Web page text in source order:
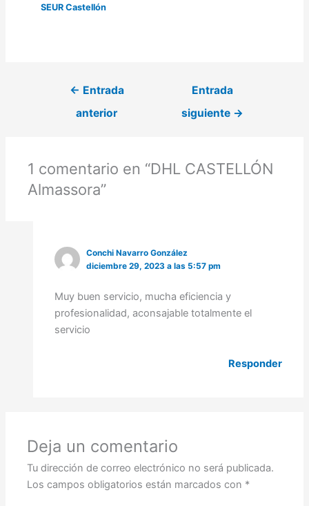
SEUR Castellón
← Entrada
anterior
Entrada
siguiente →
1 comentario en “DHL CASTELLÓN
Almassora”
Conchi Navarro González
diciembre 29, 2023 a las 5:57 pm
Muy buen servicio, mucha eficiencia y
profesionalidad, aconsajable totalmente el
servicio
Responder
Deja un comentario
Tu dirección de correo electrónico no será publicada.
Los campos obligatorios están marcados con *